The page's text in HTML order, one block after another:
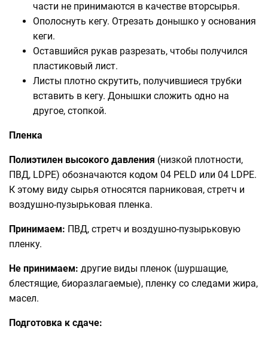
части не принимаются в качестве вторсырья.
Ополоснуть кегу. Отрезать донышко у основания
кеги.
Оставшийся рукав разрезать, чтобы получился
пластиковый лист.
Листы плотно скрутить, получившиеся трубки
вставить в кегу. Донышки сложить одно на
другое, стопкой.
Пленка
Полиэтилен высокого давления (низкой плотности,
ПВД, LDPE) обозначаются кодом 04 PELD или 04 LDPE.
К этому виду сырья относятся парниковая, стретч и
воздушно-пузырьковая пленка.
Принимаем: ПВД, стретч и воздушно-пузырьковую
пленку.
Не принимаем: другие виды пленок (шуршащие,
блестящие, биоразлагаемые), пленку со следами жира,
масел.
Подготовка к сдаче: